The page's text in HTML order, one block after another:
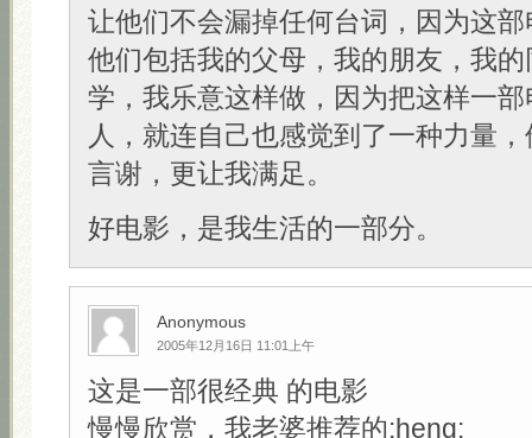
让他们不会漏掉任何台词，因为这
他们包括我的父母，我的朋友，我
学，我乐意这样做，因为把这样一
人，就连自己也感觉到了一种力量
言谢，更让我满足。
好电影，是我生活的一部分。
Anonymous
2005年12月16日 11:01上午
这是一部很经典 的电影
慢慢欣赏，我老婆推荐的:heng: